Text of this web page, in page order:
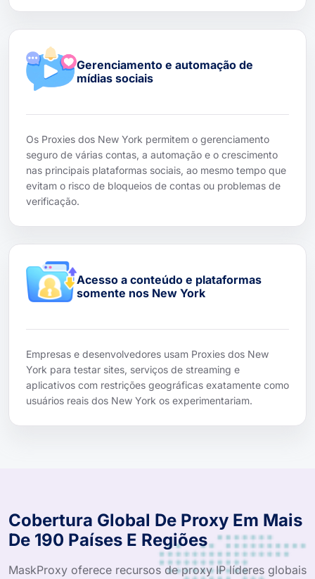
Gerenciamento e automação de
mídias sociais
Os Proxies dos New York permitem o gerenciamento
seguro de várias contas, a automação e o crescimento
nas principais plataformas sociais, ao mesmo tempo que
evitam o risco de bloqueios de contas ou problemas de
verificação.
Acesso a conteúdo e plataformas
somente nos New York
Empresas e desenvolvedores usam Proxies dos New
York para testar sites, serviços de streaming e
aplicativos com restrições geográficas exatamente como
usuários reais dos New York os experimentariam.
Cobertura Global De Proxy Em Mais
De 190 Países E Regiões
MaskProxy oferece recursos de proxy IP líderes globais